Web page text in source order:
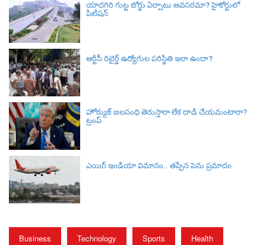
యాదగిరి గుట్ట బోర్డు ఏర్పాటు అవసరమా? హైకోర్టులో
పిటిషన్‌
ఆర్టీసీ రిటైర్డ్ ఉద్యోగుల పరిస్థితి ఇలా ఉందా?
హోర్ముజ్ జలసంధి తెరుస్తారా లేక దాడి చేయమంటారా?
ట్రంప్
ఎయిర్ ఇండియా విమానం.. తప్పిన పెను ప్రమాదం
Business Technology Sports Health